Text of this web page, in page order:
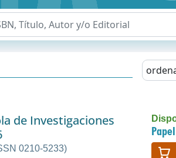
de Investigaciones
0210-5233)
Papel